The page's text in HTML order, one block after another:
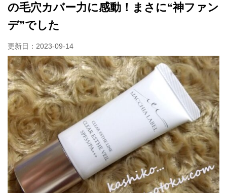
の毛穴カバー力に感動！まさに“神ファン
デ”でした
更新日： 2023-09-14